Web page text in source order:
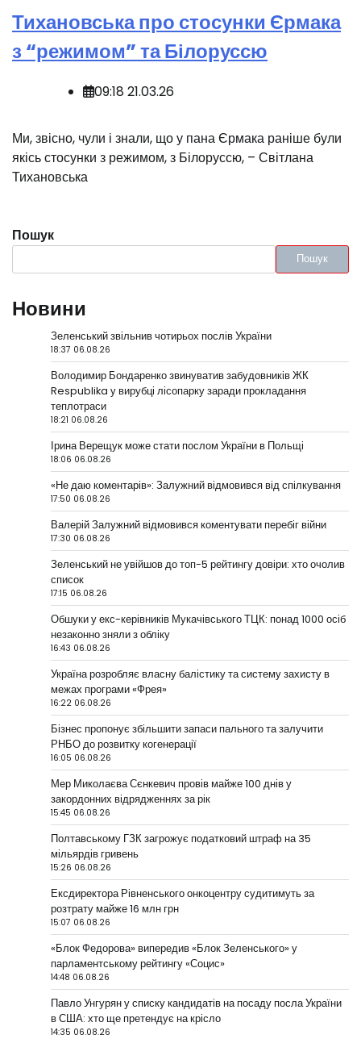
Тихановська про стосунки Єрмака
з “режимом” та Білоруссю
09:18 21.03.26
Ми, звісно, чули і знали, що у пана Єрмака раніше були
якісь стосунки з режимом, з Білоруссю, – Світлана
Тихановська
Пошук
Пошук
Новини
Зеленський звільнив чотирьох послів України
18:37 06.08.26
Володимир Бондаренко звинуватив забудовників ЖК
Respublika у вирубці лісопарку заради прокладання
теплотраси
18:21 06.08.26
Ірина Верещук може стати послом України в Польщі
18:06 06.08.26
«Не даю коментарів»: Залужний відмовився від спілкування
17:50 06.08.26
Валерій Залужний відмовився коментувати перебіг війни
17:30 06.08.26
Зеленський не увійшов до топ-5 рейтингу довіри: хто очолив
список
17:15 06.08.26
Обшуки у екс-керівників Мукачівського ТЦК: понад 1000 осіб
незаконно зняли з обліку
16:43 06.08.26
Україна розробляє власну балістику та систему захисту в
межах програми «Фрея»
16:22 06.08.26
Бізнес пропонує збільшити запаси пального та залучити
РНБО до розвитку когенерації
16:05 06.08.26
Мер Миколаєва Сєнкевич провів майже 100 днів у
закордонних відрядженнях за рік
15:45 06.08.26
Полтавському ГЗК загрожує податковий штраф на 35
мільярдів гривень
15:26 06.08.26
Ексдиректора Рівненського онкоцентру судитимуть за
розтрату майже 16 млн грн
15:07 06.08.26
«Блок Федорова» випередив «Блок Зеленського» у
парламентському рейтингу «Социс»
14:48 06.08.26
Павло Унгурян у списку кандидатів на посаду посла України
в США: хто ще претендує на крісло
14:35 06.08.26